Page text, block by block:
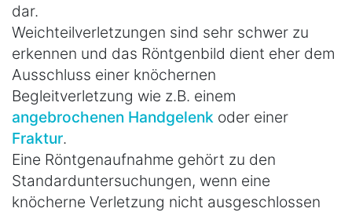
dar.
Weichteilverletzungen sind sehr schwer zu
erkennen und das Röntgenbild dient eher dem
Ausschluss einer knöchernen
Begleitverletzung wie z.B. einem
angebrochenen Handgelenk oder einer
Fraktur.
Eine Röntgenaufnahme gehört zu den
Standarduntersuchungen, wenn eine
knöcherne Verletzung nicht ausgeschlossen